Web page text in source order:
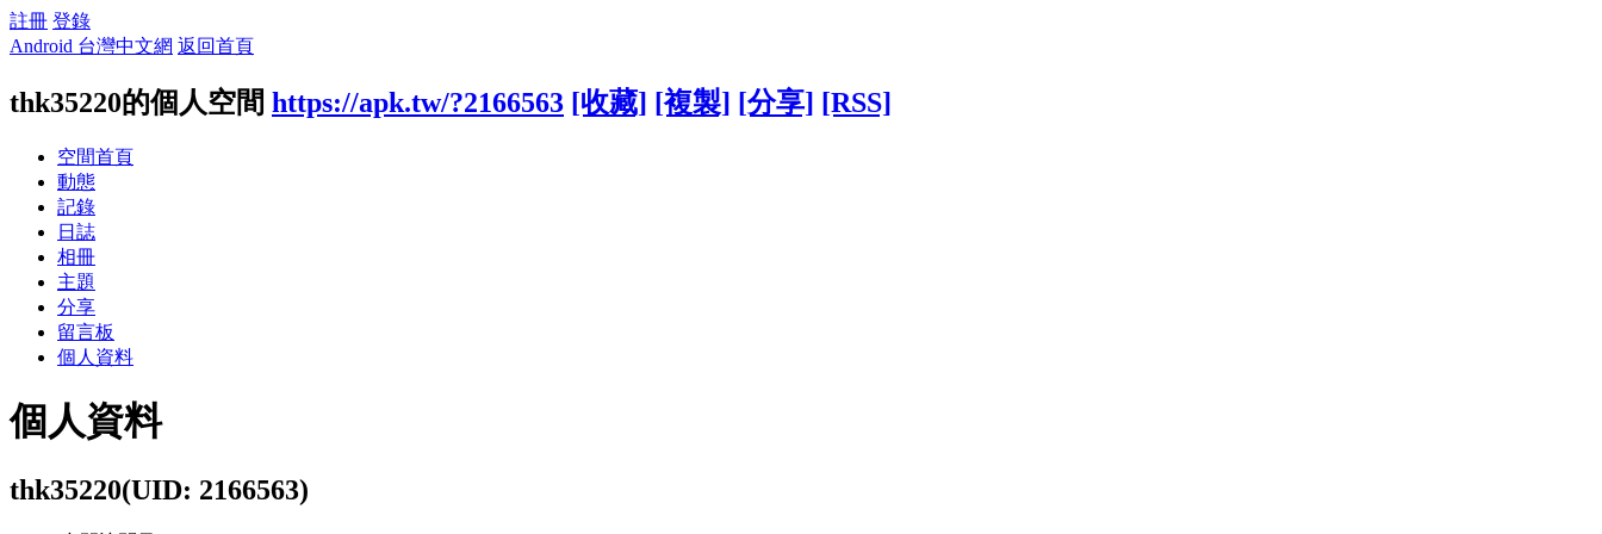
註冊 登錄
Android 台灣中文網 返回首頁
thk35220的個人空間 https://apk.tw/?2166563 [收藏] [複製] [分享] [RSS]
空間首頁
動態
記錄
日誌
相冊
主題
分享
留言板
個人資料
個人資料
thk35220(UID: 2166563)